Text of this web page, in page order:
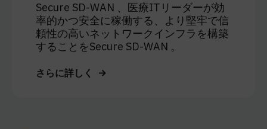
Secure SD-WAN 、医療ITリーダーが効
率的かつ安全に稼働する、より堅牢で信
頼性の高いネットワークインフラを構築
することをSecure SD-WAN 。
さらに詳しく